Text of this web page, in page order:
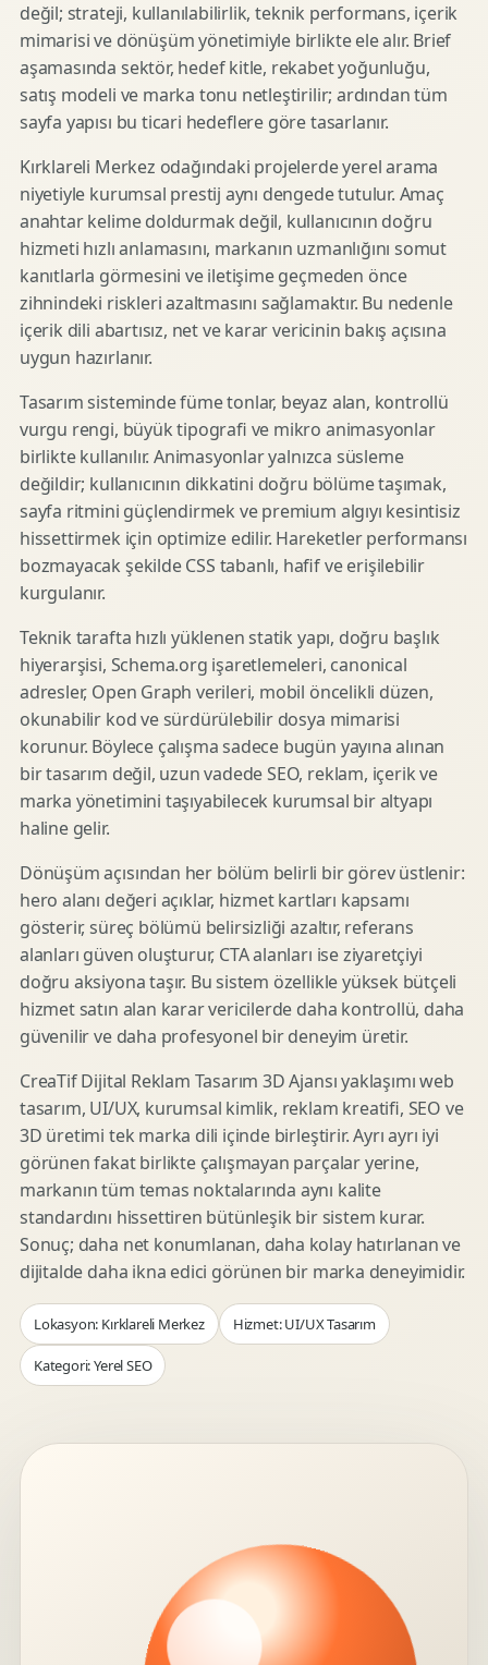
değil; strateji, kullanılabilirlik, teknik performans, içerik
mimarisi ve dönüşüm yönetimiyle birlikte ele alır. Brief
aşamasında sektör, hedef kitle, rekabet yoğunluğu,
satış modeli ve marka tonu netleştirilir; ardından tüm
sayfa yapısı bu ticari hedeflere göre tasarlanır.
Kırklareli Merkez odağındaki projelerde yerel arama
niyetiyle kurumsal prestij aynı dengede tutulur. Amaç
anahtar kelime doldurmak değil, kullanıcının doğru
hizmeti hızlı anlamasını, markanın uzmanlığını somut
kanıtlarla görmesini ve iletişime geçmeden önce
zihnindeki riskleri azaltmasını sağlamaktır. Bu nedenle
içerik dili abartısız, net ve karar vericinin bakış açısına
uygun hazırlanır.
Tasarım sisteminde füme tonlar, beyaz alan, kontrollü
vurgu rengi, büyük tipografi ve mikro animasyonlar
birlikte kullanılır. Animasyonlar yalnızca süsleme
değildir; kullanıcının dikkatini doğru bölüme taşımak,
sayfa ritmini güçlendirmek ve premium algıyı kesintisiz
hissettirmek için optimize edilir. Hareketler performansı
bozmayacak şekilde CSS tabanlı, hafif ve erişilebilir
kurgulanır.
Teknik tarafta hızlı yüklenen statik yapı, doğru başlık
hiyerarşisi, Schema.org işaretlemeleri, canonical
adresler, Open Graph verileri, mobil öncelikli düzen,
okunabilir kod ve sürdürülebilir dosya mimarisi
korunur. Böylece çalışma sadece bugün yayına alınan
bir tasarım değil, uzun vadede SEO, reklam, içerik ve
marka yönetimini taşıyabilecek kurumsal bir altyapı
haline gelir.
Dönüşüm açısından her bölüm belirli bir görev üstlenir:
hero alanı değeri açıklar, hizmet kartları kapsamı
gösterir, süreç bölümü belirsizliği azaltır, referans
alanları güven oluşturur, CTA alanları ise ziyaretçiyi
doğru aksiyona taşır. Bu sistem özellikle yüksek bütçeli
hizmet satın alan karar vericilerde daha kontrollü, daha
güvenilir ve daha profesyonel bir deneyim üretir.
CreaTif Dijital Reklam Tasarım 3D Ajansı yaklaşımı web
tasarım, UI/UX, kurumsal kimlik, reklam kreatifi, SEO ve
3D üretimi tek marka dili içinde birleştirir. Ayrı ayrı iyi
görünen fakat birlikte çalışmayan parçalar yerine,
markanın tüm temas noktalarında aynı kalite
standardını hissettiren bütünleşik bir sistem kurar.
Sonuç; daha net konumlanan, daha kolay hatırlanan ve
dijitalde daha ikna edici görünen bir marka deneyimidir.
Lokasyon: Kırklareli Merkez Hizmet: UI/UX Tasarım
Kategori: Yerel SEO